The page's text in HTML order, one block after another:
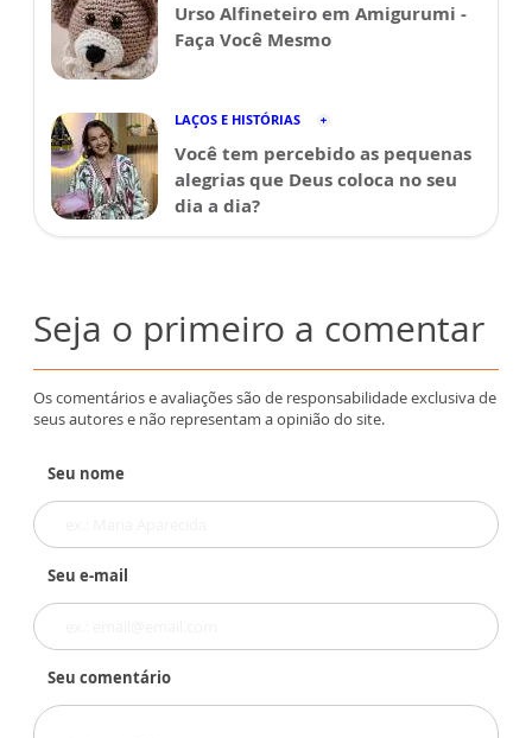
Urso Alfineteiro em Amigurumi -
Faça Você Mesmo
LAÇOS E HISTÓRIAS
Você tem percebido as pequenas
alegrias que Deus coloca no seu
dia a dia?
Seja o primeiro a comentar
Os comentários e avaliações são de responsabilidade exclusiva de
seus autores e não representam a opinião do site.
Seu nome
Seu e-mail
Seu comentário